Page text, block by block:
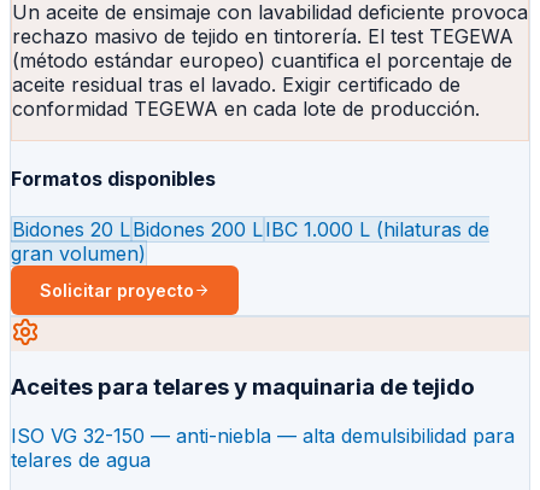
Un aceite de ensimaje con lavabilidad deficiente provoca
rechazo masivo de tejido en tintorería. El test TEGEWA
(método estándar europeo) cuantifica el porcentaje de
aceite residual tras el lavado. Exigir certificado de
conformidad TEGEWA en cada lote de producción.
Formatos disponibles
Bidones 20 LBidones 200 LIBC 1.000 L (hilaturas de
gran volumen)
Solicitar proyecto
Aceites para telares y maquinaria de tejido
ISO VG 32-150 — anti-niebla — alta demulsibilidad para
telares de agua